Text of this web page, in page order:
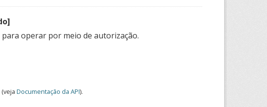
operar por meio de autorização.
(veja Documentação da API).